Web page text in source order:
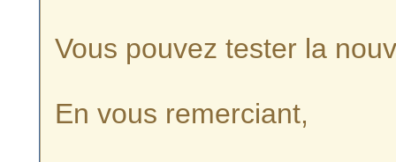
Vous pouvez tester la
En vous remerciant,